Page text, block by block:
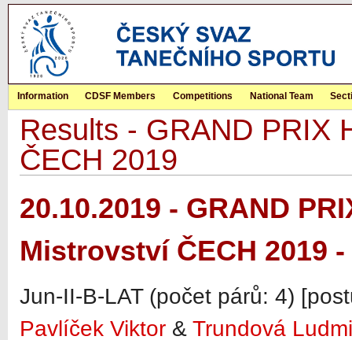
Information CDSF Members Competitions National Team
Results - GRAND PRIX
ČECH 2019
20.10.2019 - GRAND
Mistrovství ČECH 2019
Jun-II-B-LAT (počet párů: 4)
Pavlíček Viktor & Trundová